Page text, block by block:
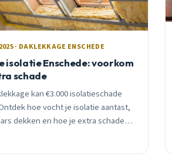
· DAKLEKKAGE ENSCHEDE
isolatie Enschede: voorkom
schade
kan €3.000 isolatieschade
hoe vocht je isolatie aantast,
dekken en hoe je extra schade